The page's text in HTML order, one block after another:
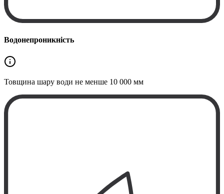
Водонепроникність
Товщина шару води не менше 10 000 мм